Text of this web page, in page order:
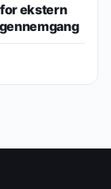
ekstern